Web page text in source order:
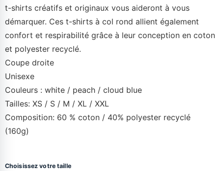
t-shirts créatifs et originaux vous aideront à vous
démarquer. Ces t-shirts à col rond allient également
confort et respirabilité grâce à leur conception en coton
et polyester recyclé.
Coupe droite
Unisexe
Couleurs : white / peach / cloud blue
Tailles: XS / S / M / XL / XXL
Composition: 60 % coton / 40% polyester recyclé
(160g)
Choisissez votre taille